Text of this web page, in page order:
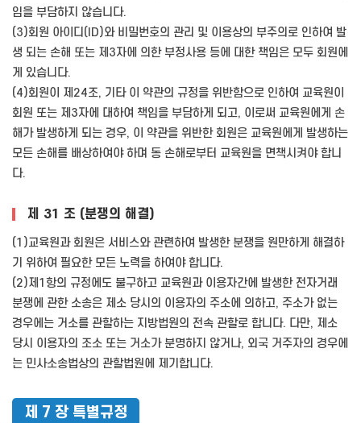
임을 부담하지 않습니다.
(3)회원 아이디(ID)와 비밀번호의 관리 및 이용상의 부주의로 인하여 발
생 되는 손해 또는 제3자에 의한 부정사용 등에 대한 책임은 모두 회원에
게 있습니다.
(4)회원이 제24조, 기타 이 약관의 규정을 위반함으로 인하여 교육원이
회원 또는 제3자에 대하여 책임을 부담하게 되고, 이로써 교육원에게 손
해가 발생하게 되는 경우, 이 약관을 위반한 회원은 교육원에게 발생하는
모든 손해를 배상하여야 하며 동 손해로부터 교육원을 면책시켜야 합니
다.
제 31 조 (분쟁의 해결)
(1)교육원과 회원은 서비스와 관련하여 발생한 분쟁을 원만하게 해결하
기 위하여 필요한 모든 노력을 하여야 합니다.
(2)제1항의 규정에도 불구하고 교육원과 이용자간에 발생한 전자거래
분쟁에 관한 소송은 제소 당시의 이용자의 주소에 의하고, 주소가 없는
경우에는 거소를 관할하는 지방법원의 전속 관할로 합니다. 다만, 제소
당시 이용자의 조소 또는 거소가 분명하지 않거나, 외국 거주자의 경우에
는 민사소송법상의 관할법원에 제기합니다.
제 7 장 특별규정